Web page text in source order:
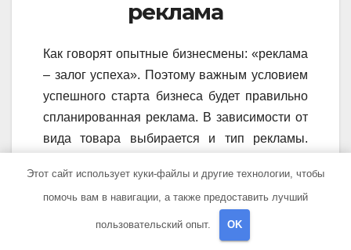
реклама
Как говорят опытные бизнесмены: «реклама
– залог успеха». Поэтому важным условием
успешного старта бизнеса будет правильно
спланированная реклама. В зависимости от
вида товара выбирается и тип рекламы.
контекстной или баннерной.
Как правило, интернет-магазины используют
рекламу «Яндекс.Директ» от Яндекса или
Этот сайт использует куки-файлы и другие технологии, чтобы
помочь вам в навигации, а также предоставить лучший
пользовательский опыт. OK